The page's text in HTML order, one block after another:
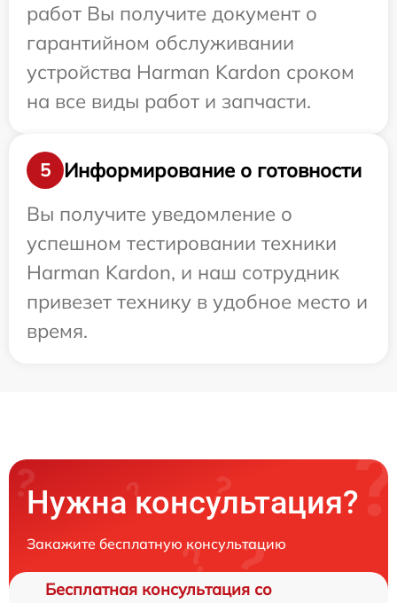
работ Вы получите документ о
гарантийном обслуживании
устройства Harman Kardon сроком
на все виды работ и запчасти.
5
Информирование о готовности
Вы получите уведомление о
успешном тестировании техники
Harman Kardon, и наш сотрудник
привезет технику в удобное место и
время.
Нужна консультация?
Закажите бесплатную консультацию
Бесплатная консультация со